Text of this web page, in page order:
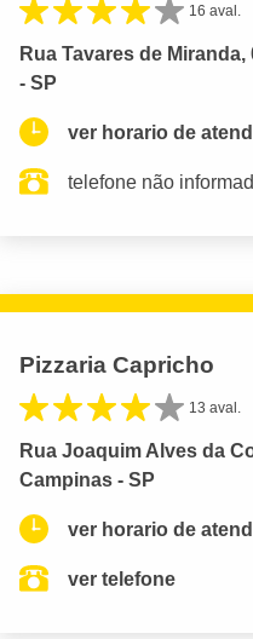
16 aval.
Rua Tavares de
- SP
ver horario de
telefone não
Pizzaria Capricho
13 aval.
Rua Joaquim Alves da
Campinas - SP
ver horario de
ver telefone